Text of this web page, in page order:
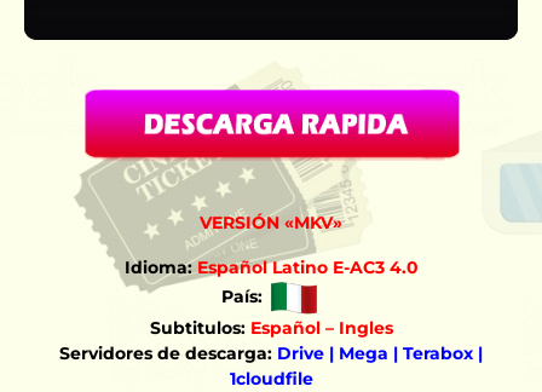
VERSIÓN «MKV»
Idioma: Español Latino E-AC3 4.0
País:
Subtitulos: Español – Ingles
Servidores de descarga: Drive | Mega | Terabox |
1cloudfile